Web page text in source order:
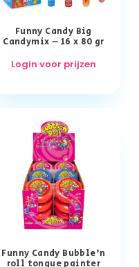
Funny Candy Big
Candymix – 16 x 80 gr
Login voor prijzen
Funny Candy Bubble’n
roll tongue painter